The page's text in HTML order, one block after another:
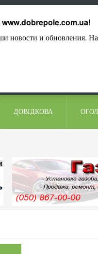
ДОВІДКОВА
www.dobrepole.com.ua!
новости и обновления.